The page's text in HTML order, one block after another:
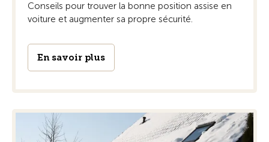
Conseils pour trouver la bonne position assise en
voiture et augmenter sa propre sécurité.
En savoir plus